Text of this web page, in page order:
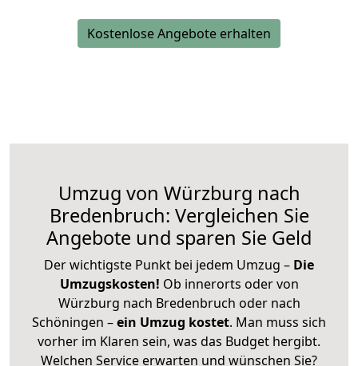
Kostenlose Angebote erhalten
Umzug von Würzburg nach
Bredenbruch: Vergleichen Sie
Angebote und sparen Sie Geld
Der wichtigste Punkt bei jedem Umzug – Die
Umzugskosten! Ob innerorts oder von
Würzburg nach Bredenbruch oder nach
Schöningen –ein Umzug kostet. Man muss sich
vorher im Klaren sein, was das Budget hergibt.
Welchen Service erwarten und wünschen Sie?